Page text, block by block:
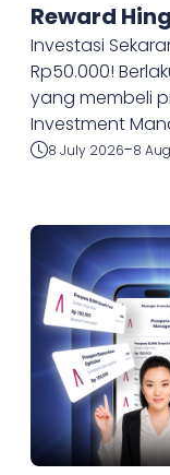
Reward
Investasi
Rp50.000!
yang membeli
Investment
8 July 2026-8